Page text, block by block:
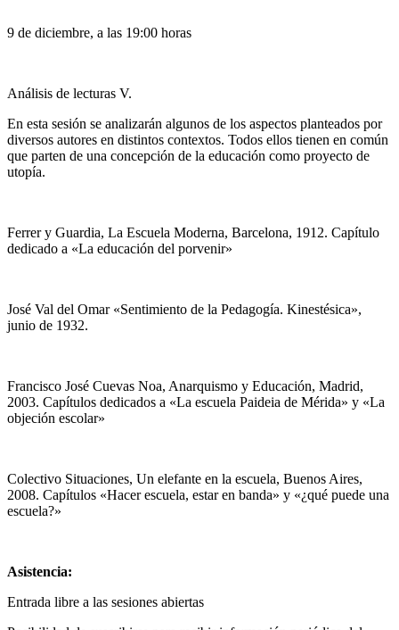
9 de diciembre, a las 19:00 horas
Análisis de lecturas V.
En esta sesión se analizarán algunos de los aspectos planteados por
diversos autores en distintos contextos. Todos ellos tienen en común
que parten de una concepción de la educación como proyecto de
utopía.
Ferrer y Guardia, La Escuela Moderna, Barcelona, 1912. Capítulo
dedicado a «La educación del porvenir»
José Val del Omar «Sentimiento de la Pedagogía. Kinestésica»,
junio de 1932.
Francisco José Cuevas Noa, Anarquismo y Educación, Madrid,
2003. Capítulos dedicados a «La escuela Paideia de Mérida» y «La
objeción escolar»
Colectivo Situaciones, Un elefante en la escuela, Buenos Aires,
2008. Capítulos «Hacer escuela, estar en banda» y «¿qué puede una
escuela?»
Asistencia:
Entrada libre a las sesiones abiertas